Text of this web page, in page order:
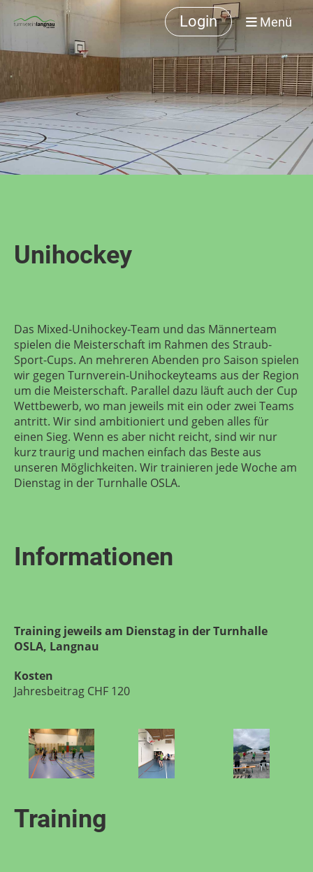
Login Menü
Unihockey
Das Mixed-Unihockey-Team und das Männerteam
spielen die Meisterschaft im Rahmen des Straub-
Sport-Cups. An mehreren Abenden pro Saison spielen
wir gegen Turnverein-Unihockeyteams aus der Region
um die Meisterschaft. Parallel dazu läuft auch der Cup
Wettbewerb, wo man jeweils mit ein oder zwei Teams
antritt. Wir sind ambitioniert und geben alles für
einen Sieg. Wenn es aber nicht reicht, sind wir nur
kurz traurig und machen einfach das Beste aus
unseren Möglichkeiten. Wir trainieren jede Woche am
Dienstag in der Turnhalle OSLA.
Informationen
Training jeweils am Dienstag in der Turnhalle
OSLA, Langnau
Kosten
Jahresbeitrag CHF 120
Training